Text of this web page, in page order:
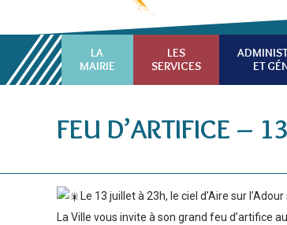
LA
MAIRIE
LES
SERVICES
ET
FEU D’ARTIFICE –
Le 13 juillet à 23h, le ciel d’Aire sur l’Adour
La Ville vous invite à son grand feu d’artifice